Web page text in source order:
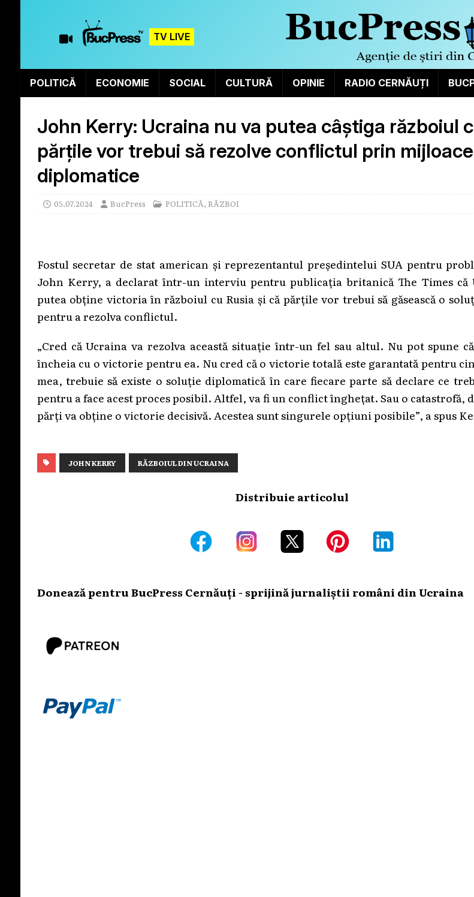
TV LIVE
POLITICĂ ECONOMIE SOCIAL CULTURĂ OPINIE RADIO CERNĂUȚI
John Kerry: Ucraina nu va putea câștiga războiul
părțile vor trebui să rezolve conflictul prin mijloace
diplomatice
05.07.2024 BucPress POLITICĂ, RĂZBOI
Fostul secretar de stat american și reprezentantul președintelui SUA pentru
John Kerry, a declarat într-un interviu pentru publicația britanică The Times că
putea obține victoria în războiul cu Rusia și că părțile vor trebui să găsească o
pentru a rezolva conflictul.
„Cred că Ucraina va rezolva această situație într-un fel sau altul. Nu pot spune că
încheia cu o victorie pentru ea. Nu cred că o victorie totală este garantată pentru
mea, trebuie să existe o soluție diplomatică în care fiecare parte să declare ce
pentru a face acest proces posibil. Altfel, va fi un conflict înghețat. Sau o catastrofă,
părți va obține o victorie decisivă. Acestea sunt singurele opțiuni posibile”, a spus
JOHN KERRY RĂZBOIUL DIN UCRAINA
Distribuie articolul
Donează pentru BucPress Cernăuți - sprijină jurnaliștii români din Ucraina